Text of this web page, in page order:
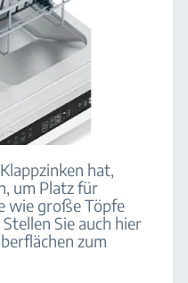
hat,
um Platz für
wie große Töpfe
Sie auch hier
zum